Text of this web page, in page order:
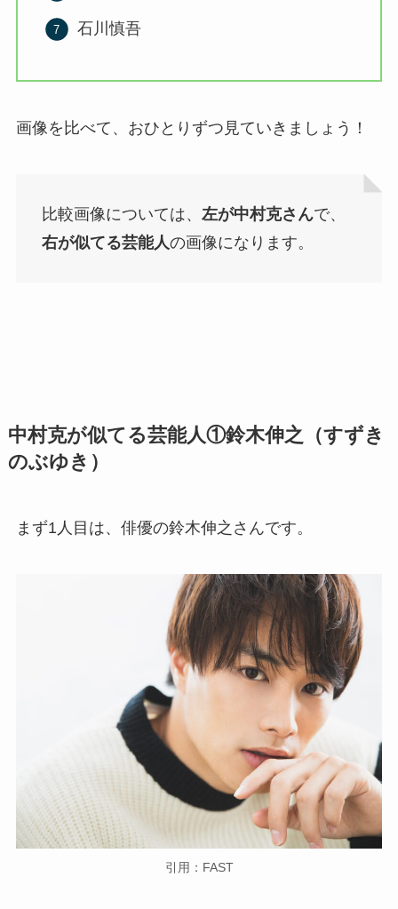
石川慎吾
画像を比べて、おひとりずつ見ていきましょう！
比較画像については、 左が中村克さんで、
右が似てる芸能人の画像になります。
中村克が似てる芸能人①鈴木伸之（すずき
のぶゆき）
まず1人目は、俳優の鈴木伸之さんです。
引用：FAST